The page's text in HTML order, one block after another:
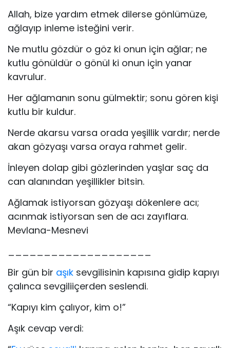
Allah, bize yardım etmek dilerse gönlümüze,
ağlayıp inleme isteğini verir.
Ne mutlu gözdür o göz ki onun için ağlar; ne
kutlu gönüldür o gönül ki onun için yanar
kavrulur.
Her ağlamanın sonu gülmektir; sonu gören kişi
kutlu bir kuldur.
Nerde akarsu varsa orada yeşillik vardır; nerde
akan gözyaşı varsa oraya rahmet gelir.
İnleyen dolap gibi gözlerinden yaşlar saç da
can alanından yeşillikler bitsin.
Ağlamak istiyorsan gözyaşı dökenlere acı;
acınmak istiyorsan sen de acı zayıflara.
Mevlana-Mesnevi
Bir gün bir aşık sevgilisinin kapısına gidip kapıyı
çalınca sevgiliiçerden seslendi.
“Kapıyı kim çalıyor, kim o!”
Aşık cevap verdi: